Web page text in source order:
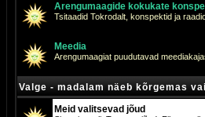
Arengumaagide kokukate
Tsitaadid Tokrodalt, konspektid ja
Meedia
Arengumaagiat puudutavad
Valge - madalam näeb kõrgemas
Meid valitsevad jõud